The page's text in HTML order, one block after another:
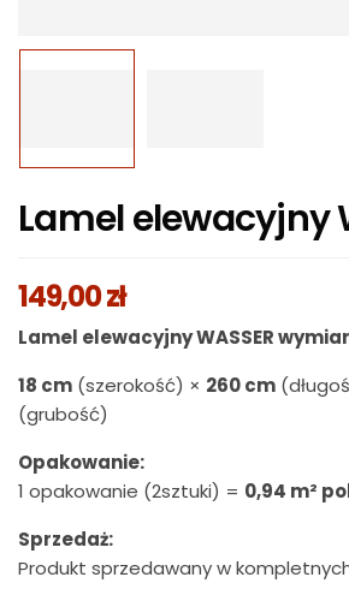
Lamel elewacyjny
149,00zł
Lamel elewacyjny WASSER
18 cm (szerokość) × 260 cm
(grubość)
Opakowanie:
1 opakowanie (2sztuki) = 0,94 m²
Sprzedaż:
Produkt sprzedawany w